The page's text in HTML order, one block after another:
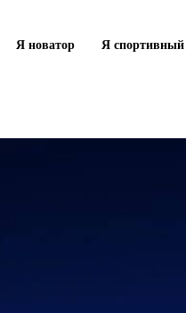
Я новатор Я спортивный